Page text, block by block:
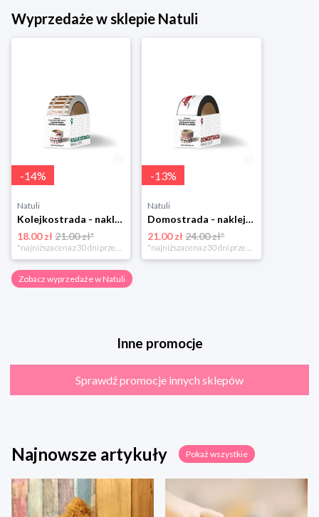
Wyprzedaże w sklepie Natuli
-14%
Natuli
Kolejkostrada - naklejaj tory Zuzutoys
18.00 zł21.00 zł*
*najniższa cena z 30 dni przed obniżką
-13%
Natuli
Domostrada - naklejaj ulice Zuzutoys
21.00 zł 24.00 zł*
*najniższa cena z 30 dni przed obniżką
Zobacz wyprzedaże w Natuli
Inne promocje
Sprawdź promocje innych sklepów
Najnowsze artykuły Pokaż wszystkie